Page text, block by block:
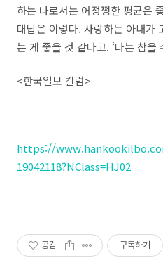
하는 나로서는 어정쩡한 평균은
대답은 이렇다. 사랑하는 아내가
는 게 좋을 것 같다고. ‘나는 참을
<한국일보 칼럼>
https://
19042118?NClass=HJ02
공감 구독하기